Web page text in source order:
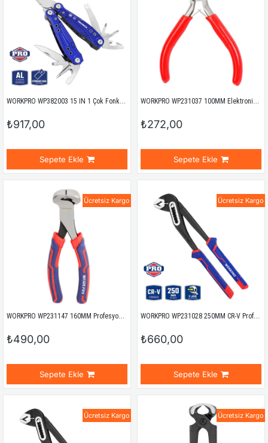
WORKPRO WP382003 15 IN 1 Çok Fonksiyonlu Profesyonel Pense Seti + Taşıma Kılıfı
₺917,00
Sepete Ekle
WORKPRO WP231037 100MM Elektronikçi Mini Tepe Keski
₺272,00
Sepete Ekle
WORKPRO WP231147 160MM Profesyonel Tepe Keski
₺490,00
Sepete Ekle
Ücretsiz Kargo
WORKPRO WP231028 250MM CR-V Profesyonel Fort Pense
₺660,00
Sepete Ekle
Ücretsiz Kargo
Ücretsiz Kargo Ücretsiz Kargo